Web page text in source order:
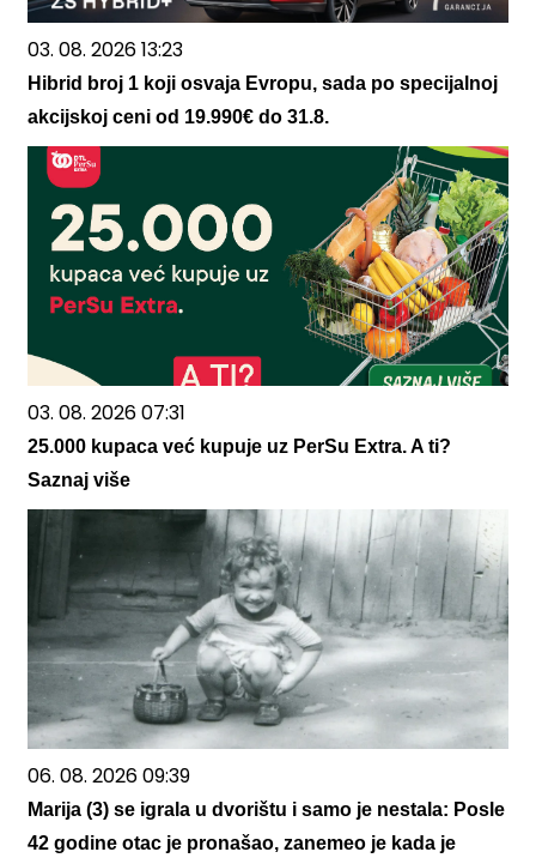
03. 08. 2026 13:23
Hibrid broj 1 koji osvaja Evropu, sada po specijalnoj
akcijskoj ceni od 19.990€ do 31.8.
03. 08. 2026 07:31
25.000 kupaca već kupuje uz PerSu Extra. A ti?
Saznaj više
06. 08. 2026 09:39
Marija (3) se igrala u dvorištu i samo je nestala: Posle
42 godine otac je pronašao, zanemeo je kada je